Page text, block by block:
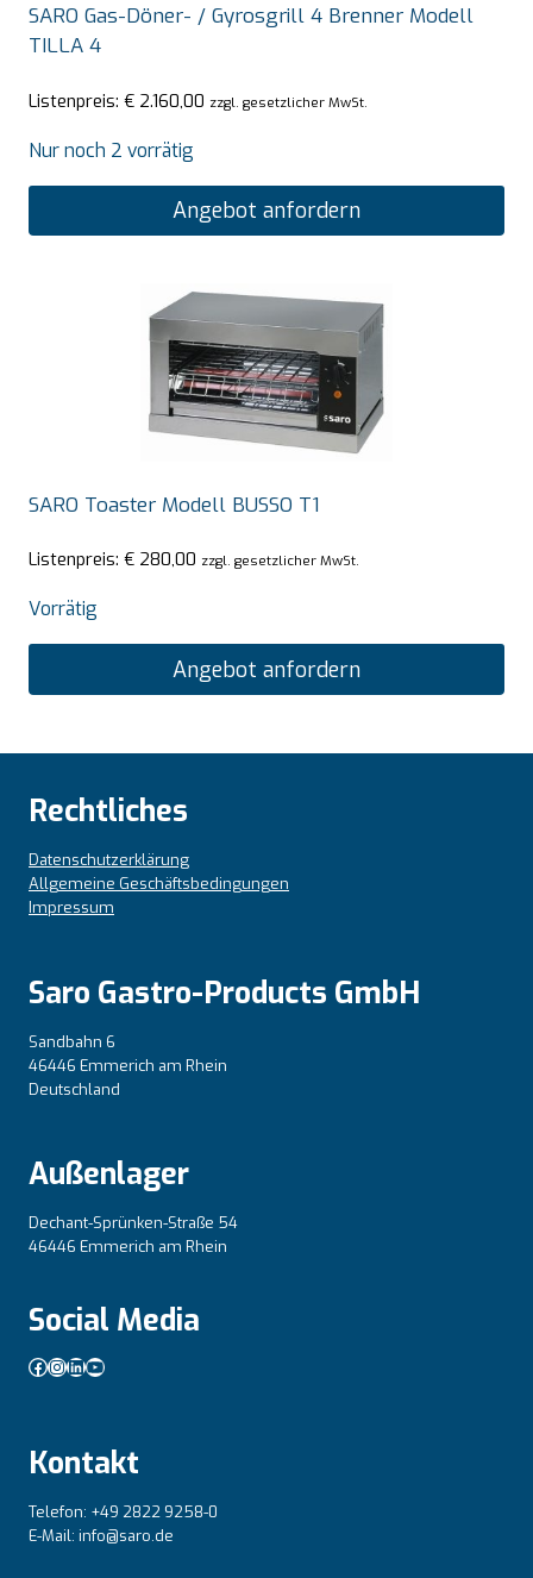
SARO Gas-Döner- / Gyrosgrill 4 Brenner Modell
TILLA 4
Listenpreis: € 2.160,00 zzgl. gesetzlicher MwSt.
Nur noch 2 vorrätig
Angebot anfordern
SARO Toaster Modell BUSSO T1
Listenpreis: € 280,00 zzgl. gesetzlicher MwSt.
Vorrätig
Angebot anfordern
Rechtliches
Datenschutzerklärung
Allgemeine Geschäftsbedingungen
Impressum
Saro Gastro-Products GmbH
Sandbahn 6
46446 Emmerich am Rhein
Deutschland
Außenlager
Dechant-Sprünken-Straße 54
46446 Emmerich am Rhein
Social Media
Facebook
Instagram
LinkedIn
YouTube
Kontakt
Telefon: +49 2822 9258-0
E-Mail: info@saro.de